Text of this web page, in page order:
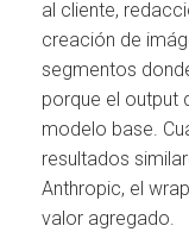
al cliente,
creación de
segmentos
porque el output
modelo base.
resultados
Anthropic, el
valor agregado.